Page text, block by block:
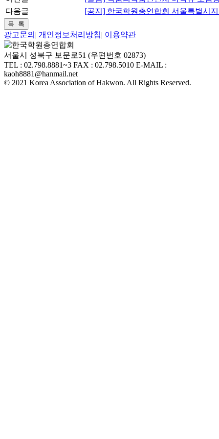
다음글
[공지] 한국학원총연합회 서울특별시
광고문의 | 개인정보처리방침| 이용약관
서울시 성북구 보문로51 (우편번호 02873)
TEL : 02.798.8881~3 FAX : 02.798.5010 E-MAIL :
kaoh8881@hanmail.net
© 2021 Korea Association of Hakwon. All Rights Reserved.